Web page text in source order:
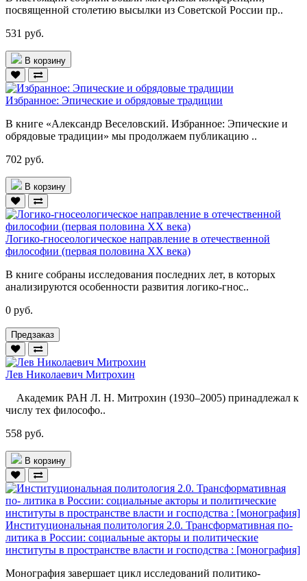
посвященной столетию высылки из Советской России пр..
531 руб.
В корзину
Избранное: Эпические и обрядовые традиции
В книге «Александр Веселовский. Избранное: Эпические и
обрядовые традиции» мы продолжаем публикацию ..
702 руб.
В корзину
Логико-гносеологическое направление в отечественной
философии (первая половина ХХ века)
В книге собраны исследования последних лет, в которых
анализируются особенности развития логико-гнос..
0 руб.
Предзаказ
Лев Николаевич Митрохин
Академик РАН Л. Н. Митрохин (1930–2005) принадлежал к
числу тех философо..
558 руб.
В корзину
Институциональная политология 2.0. Трансформативная по-
литика в России: социальные акторы и политические
институты в пространстве власти и господства : [монография]
Монография завершает цикл исследований политико-